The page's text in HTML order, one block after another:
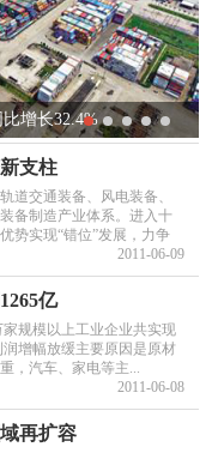
增长32.4%
支柱
道交通装备、风电装备、
备制造产业体系。进入十
势实现“错位”发展，力争
2011-06-09
亿
规模以上工业企业共实现
增幅放缓主要原因是原材
，汽车、家电等主...
2011-06-08
再扩容